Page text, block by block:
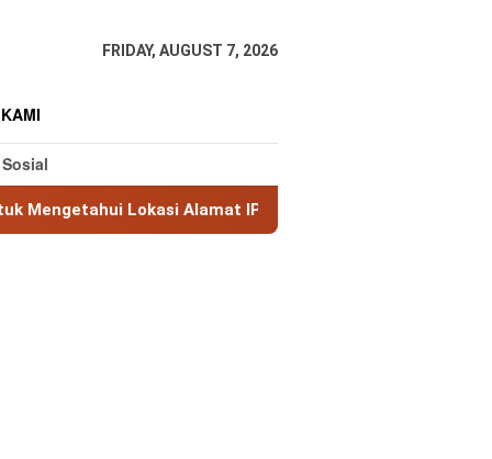
FRIDAY, AUGUST 7, 2026
Lokasi Alamat IP MaxMind GeoLite: Database